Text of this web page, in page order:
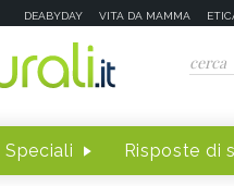
DEABYDAY VITA DA MAMMA
Speciali Risposte di